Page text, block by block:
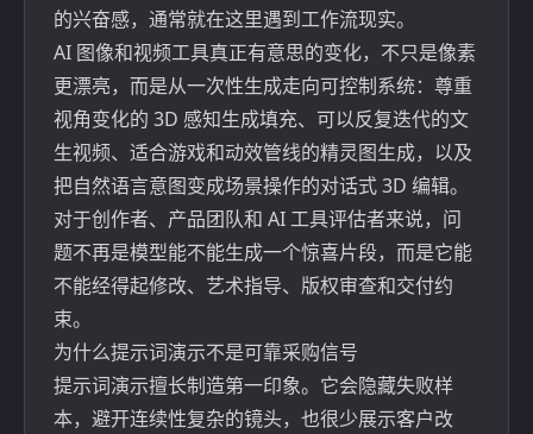
的兴奋感，通常就在这里遇到工作流现实。
AI 图像和视频工具真正有意思的变化，不只是像素
更漂亮，而是从一次性生成走向可控制系统：尊重
视角变化的 3D 感知生成填充、可以反复迭代的文
生视频、适合游戏和动效管线的精灵图生成，以及
把自然语言意图变成场景操作的对话式 3D 编辑。
对于创作者、产品团队和 AI 工具评估者来说，问
题不再是模型能不能生成一个惊喜片段，而是它能
不能经得起修改、艺术指导、版权审查和交付约
束。
为什么提示词演示不是可靠采购信号
提示词演示擅长制造第一印象。它会隐藏失败样
本，避开连续性复杂的镜头，也很少展示客户改